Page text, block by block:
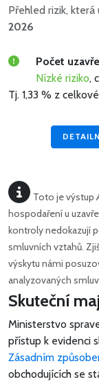
Přehled rizik,
2026
Počet
Nízké riziko,
Tj. 1,33 % z
Toto je výstup
hospodaření u
kontroly nedokazují
smluvních vztahů.
výskytu námi
analyzovaných
Skuteční
Ministerstvo
přístup k evidenci
Zásadním
obchodujících se